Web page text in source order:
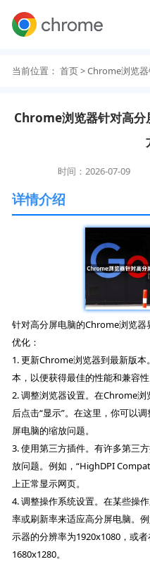
当前位置： 首页> Chrome浏览器
Chrome浏览器针对高分
时间：2026-07-09
详情介绍
针对高分屏电脑的Chrome浏览
优化：
1. 更新Chrome浏览器到最新版
本，以便获得最佳的性能和兼容性
2. 调整浏览器设置。在Chrome
后点击“显示”。在这里，你可以
屏电脑的缩放问题。
3. 使用第三方插件。有许多第三
放问题。例如，“HighDPI
上正常显示网页。
4. 调整操作系统设置。在某些操
率或刷新率来适应高分屏电脑。
示器的分辨率为1920x1080，或
1680x1280。